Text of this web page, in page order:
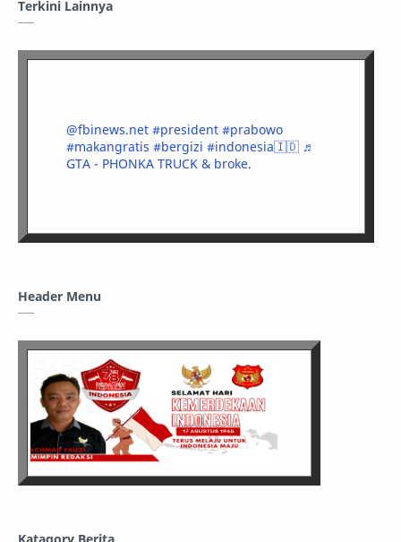
Terkini Lainnya
@fbinews.net #president #prabowo
#makangratis #bergizi #indonesia🇮🇩 ♬
GTA - PHONKA TRUCK & broke.
Header Menu